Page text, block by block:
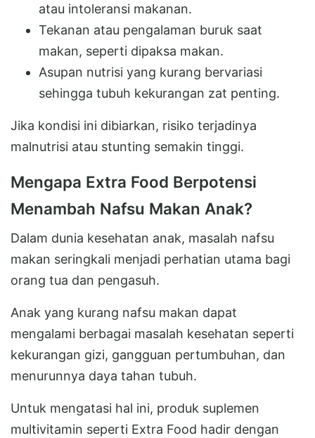
atau intoleransi makanan.
Tekanan atau pengalaman buruk saat
makan, seperti dipaksa makan.
Asupan nutrisi yang kurang bervariasi
sehingga tubuh kekurangan zat penting.
Jika kondisi ini dibiarkan, risiko terjadinya
malnutrisi atau stunting semakin tinggi.
Mengapa Extra Food Berpotensi
Menambah Nafsu Makan Anak?
Dalam dunia kesehatan anak, masalah nafsu
makan seringkali menjadi perhatian utama bagi
orang tua dan pengasuh.
Anak yang kurang nafsu makan dapat
mengalami berbagai masalah kesehatan seperti
kekurangan gizi, gangguan pertumbuhan, dan
menurunnya daya tahan tubuh.
Untuk mengatasi hal ini, produk suplemen
multivitamin seperti Extra Food hadir dengan